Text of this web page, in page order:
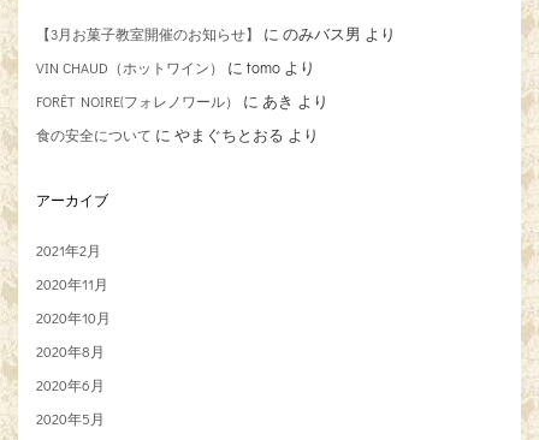
【3月お菓子教室開催のお知らせ】 に のみバス男 より
VIN CHAUD（ホットワイン） に tomo より
FORÊT NOIRE(フォレノワール） に あき より
食の安全について に やまぐちとおる より
アーカイブ
2021年2月
2020年11月
2020年10月
2020年8月
2020年6月
2020年5月